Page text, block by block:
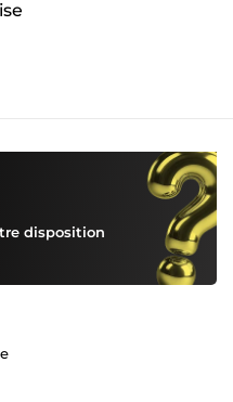
disposition